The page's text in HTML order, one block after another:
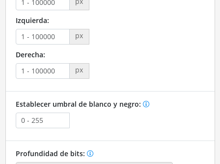
Izquierda:
px
Derecha:
px
Establecer umbral de blanco y negro:
Profundidad de bits: